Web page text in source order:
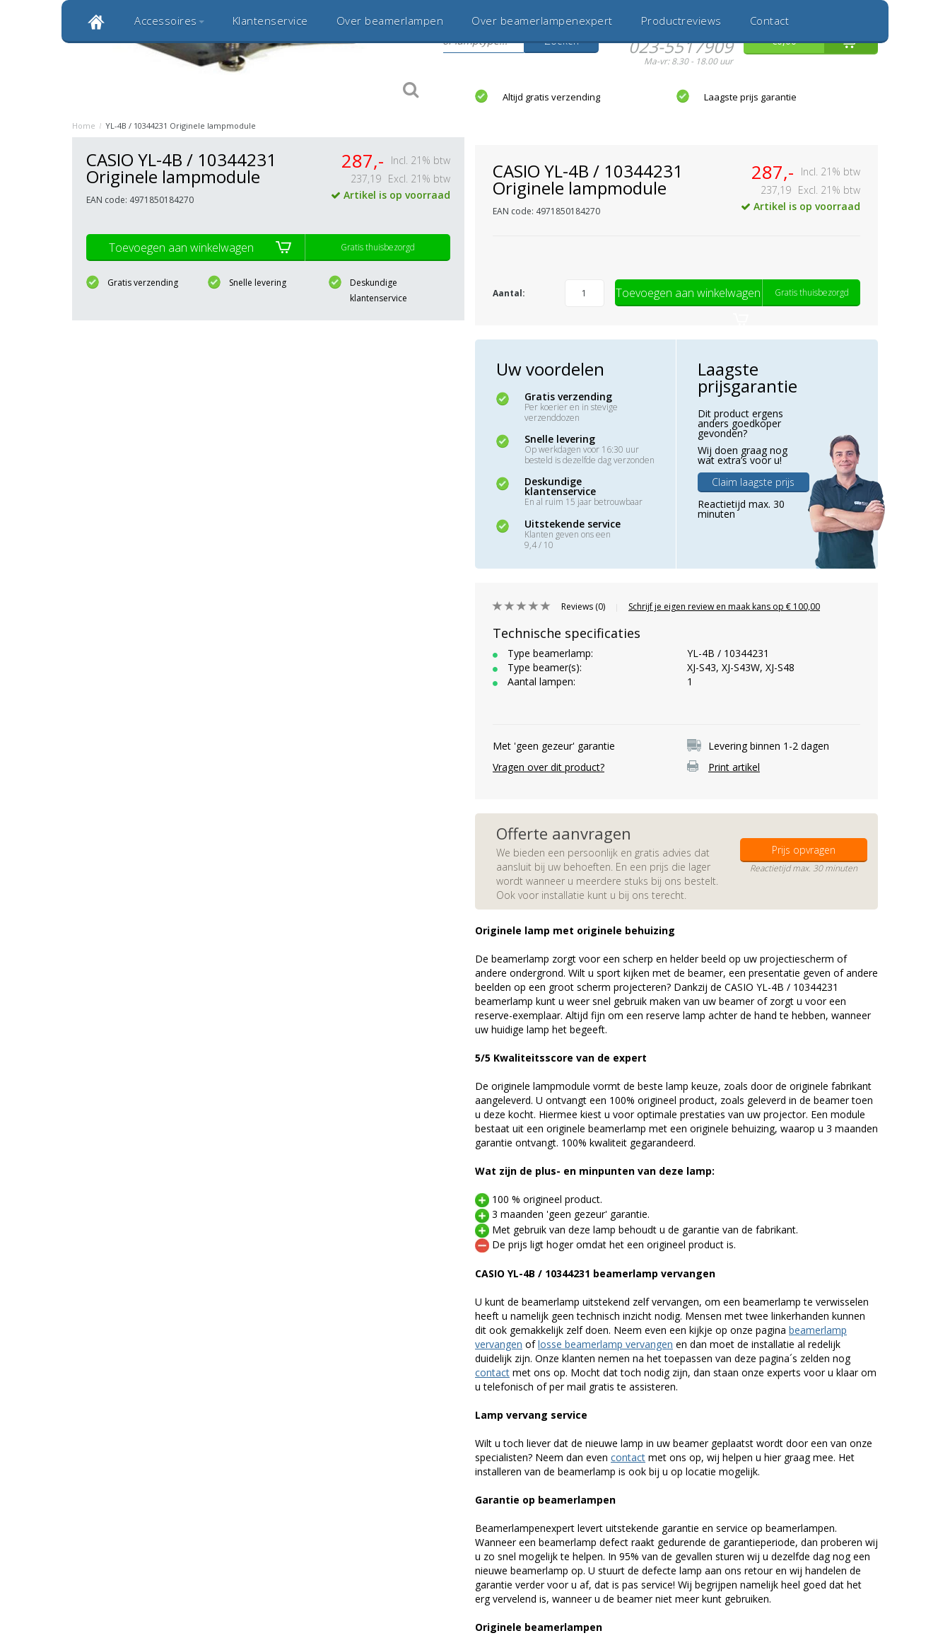
Inloggen
Klantbeoordeling 9,0
Bekijk alle 1000+ reviews
Zoeken
Hulp nodig?
023-5517909
Ma-vr: 8.30 - 18.00 uur
€0,00
Accessoires Klantenservice Over beamerlampen Over beamerlampenexpert Productreviews Contact
20 jaar betrouwbaar en ervaren Altijd gratis verzending Laagste prijs garantie
Home / YL-4B / 10344231 Originele lampmodule
CASIO YL-4B / 10344231
Originele lampmodule
EAN code: 4971850184270
287,-
Incl. 21% btw
237,19 Excl. 21% btw
Artikel is op voorraad
Toevoegen aan winkelwagen Gratis thuisbezorgd
Gratis verzending Snelle levering
Deskundige
klantenservice
CASIO YL-4B / 10344231
Originele lampmodule
EAN code: 4971850184270
287,-
Incl. 21% btw
237,19 Excl. 21% btw
Artikel is op voorraad
Aantal: Toevoegen aan winkelwagen Gratis thuisbezorgd
Uw voordelen
Gratis verzending
Per koerier en in stevige
verzenddozen
Snelle levering
Op werkdagen voor 16:30 uur
besteld is dezelfde dag verzonden
Deskundige
klantenservice
En al ruim 15 jaar betrouwbaar
Uitstekende service
Klanten geven ons een
9,4 / 10
Laagste
prijsgarantie
Dit product ergens
anders goedkoper
gevonden?
Wij doen graag nog
wat extra’s voor u!
Claim laagste prijs
Reactietijd max. 30
minuten
Reviews (0) Schrijf je eigen review en maak kans op € 100,00
Technische specificaties
Type beamerlamp:
YL-4B / 10344231
Type beamer(s):
XJ-S43, XJ-S43W, XJ-S48
Aantal lampen:
1
Met 'geen gezeur' garantie
Levering binnen 1-2 dagen
Vragen over dit product?
Print artikel
Offerte aanvragen
We bieden een persoonlijk en gratis advies dat
aansluit bij uw behoeften. En een prijs die lager
wordt wanneer u meerdere stuks bij ons bestelt.
Ook voor installatie kunt u bij ons terecht.
Prijs opvragen
Reactietijd max. 30 minuten
Originele lamp met originele behuizing
De beamerlamp zorgt voor een scherp en helder beeld op uw projectiescherm of
andere ondergrond. Wilt u sport kijken met de beamer, een presentatie geven of andere
beelden op een groot scherm projecteren? Dankzij de CASIO YL-4B / 10344231
beamerlamp kunt u weer snel gebruik maken van uw beamer of zorgt u voor een
reserve-exemplaar. Altijd fijn om een reserve lamp achter de hand te hebben, wanneer
uw huidige lamp het begeeft.
5/5 Kwaliteitsscore van de expert
De originele lampmodule vormt de beste lamp keuze, zoals door de originele fabrikant
aangeleverd. U ontvangt een 100% origineel product, zoals geleverd in de beamer toen
u deze kocht. Hiermee kiest u voor optimale prestaties van uw projector. Een module
bestaat uit een originele beamerlamp met een originele behuizing, waarop u 3 maanden
garantie ontvangt. 100% kwaliteit gegarandeerd.
Wat zijn de plus- en minpunten van deze lamp:
100 % origineel product.
3 maanden 'geen gezeur' garantie.
Met gebruik van deze lamp behoudt u de garantie van de fabrikant.
De prijs ligt hoger omdat het een origineel product is.
CASIO YL-4B / 10344231 beamerlamp vervangen
U kunt de beamerlamp uitstekend zelf vervangen, om een beamerlamp te verwisselen
heeft u namelijk geen technisch inzicht nodig. Mensen met twee linkerhanden kunnen
dit ook gemakkelijk zelf doen. Neem even een kijkje op onze pagina beamerlamp
vervangen oflosse beamerlamp vervangen en dan moet de installatie al redelijk
duidelijk zijn. Onze klanten nemen na het toepassen van deze pagina´s zelden nog
contact met ons op. Mocht dat toch nodig zijn, dan staan onze experts voor u klaar om
u telefonisch of per mail gratis te assisteren.
Lamp vervang service
Wilt u toch liever dat de nieuwe lamp in uw beamer geplaatst wordt door een van onze
specialisten? Neem dan even contact met ons op, wij helpen u hier graag mee. Het
installeren van de beamerlamp is ook bij u op locatie mogelijk.
Garantie op beamerlampen
Beamerlampenexpert levert uitstekende garantie en service op beamerlampen.
Wanneer een beamerlamp defect raakt gedurende de garantieperiode, dan proberen wij
u zo snel mogelijk te helpen. In 95% van de gevallen sturen wij u dezelfde dag nog een
nieuwe beamerlamp op. U stuurt de defecte lamp aan ons retour en wij handelen de
garantie verder voor u af, dat is pas service! Wij begrijpen namelijk heel goed dat het
erg vervelend is, wanneer u de beamer niet meer kunt gebruiken.
Originele beamerlampen